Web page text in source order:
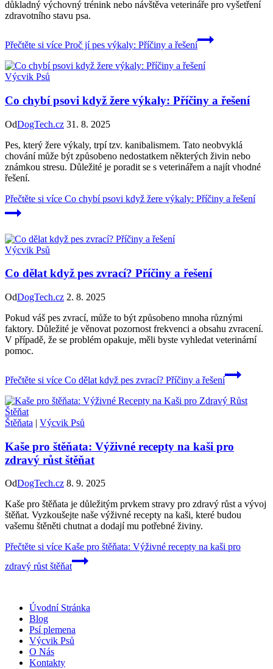
důkladný výchovný trénink nebo návštěva veterináře pro vyšetření
zdravotního stavu psa.
Přečtěte si více Proč jí pes výkaly: Příčiny a řešení
Výcvik Psů
Co chybí psovi když žere výkaly: Příčiny a řešení
OdDogTech.cz 31. 8. 2025
Pes, který žere výkaly, trpí tzv. kanibalismem. Tato neobvyklá
chování může být způsobeno nedostatkem některých živin nebo
známkou stresu. Důležité je poradit se s veterinářem a najít vhodné
řešení.
Přečtěte si více Co chybí psovi když žere výkaly: Příčiny a řešení
Výcvik Psů
Co dělat když pes zvrací? Příčiny a řešení
OdDogTech.cz 2. 8. 2025
Pokud váš pes zvrací, může to být způsobeno mnoha různými
faktory. Důležité je věnovat pozornost frekvenci a obsahu zvracení.
V případě, že se problém opakuje, měli byste vyhledat veterinární
pomoc.
Přečtěte si více Co dělat když pes zvrací? Příčiny a řešení
Štěňata | Výcvik Psů
Kaše pro štěňata: Výživné recepty na kaši pro
zdravý růst štěňat
OdDogTech.cz 8. 9. 2025
Kaše pro štěňata je důležitým prvkem stravy pro zdravý růst a vývoj
štěňat. Vyzkoušejte naše výživné recepty na kaši, které budou
vašemu štěněti chutnat a dodají mu potřebné živiny.
Přečtěte si více Kaše pro štěňata: Výživné recepty na kaši pro
zdravý růst štěňat
Úvodní Stránka
Blog
Psí plemena
Výcvik Psů
O Nás
Kontakty